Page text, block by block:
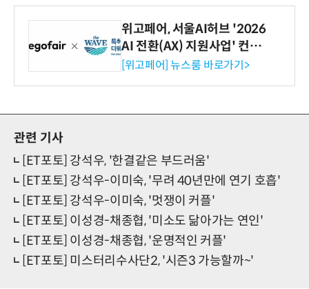
위고페어, 서울AI허브 '2026
AI 전환(AX) 지원사업' 컨소
시엄 선정
[위고페어] 뉴스룸 바로가기>
관련 기사
[ET포토] 강석우, '한결같은 부드러움'
[ET포토] 강석우-이미숙, '무려 40년만에 연기 호흡'
[ET포토] 강석우-이미숙, '멋쟁이 커플'
[ET포토] 이성경-채종협, '미소도 닮아가는 연인'
[ET포토] 이성경-채종협, '운명적인 커플'
[ET포토] 미스터리수사단2, '시즌3 가능할까~'